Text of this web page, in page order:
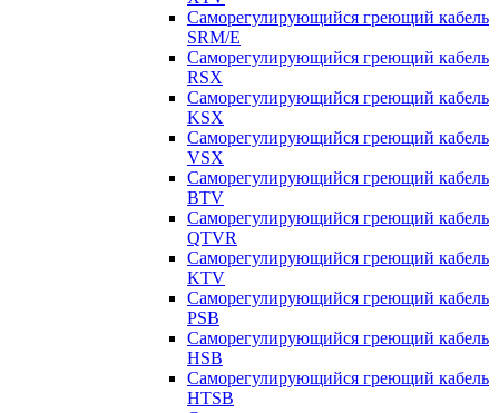
Саморегулирующийся греющий кабель
SRM/E
Саморегулирующийся греющий кабель
RSX
Саморегулирующийся греющий кабель
KSX
Саморегулирующийся греющий кабель
VSX
Саморегулирующийся греющий кабель
BTV
Саморегулирующийся греющий кабель
QTVR
Саморегулирующийся греющий кабель
KTV
Саморегулирующийся греющий кабель
PSB
Саморегулирующийся греющий кабель
HSB
Саморегулирующийся греющий кабель
HTSB